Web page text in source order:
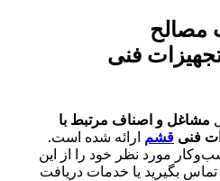
مصالح
فنی
مشاغل و اصناف مرتبط با
فنی قشم ارائه شده است.
مورد نظر خود را از این
تماس بگیرید یا خدمات دریافت